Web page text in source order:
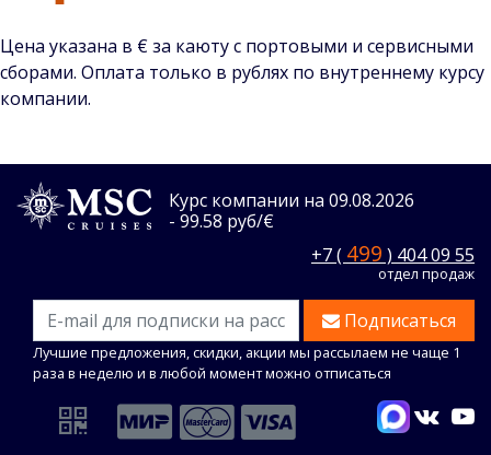
Цена указана в € за каюту с портовыми и сервисными
сборами. Оплата только в рублях по внутреннему курсу
компании.
Курс компании на 09.08.2026
- 99.58 руб/€
+7 ( 499 ) 404 09 55
отдел продаж
Подписаться
Лучшие предложения, скидки, акции мы рассылаем не чаще 1
раза в неделю и в любой момент можно отписаться